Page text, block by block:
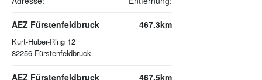
AEZ Fürstenfeldbruck
Kurt-Huber-Ring 12
82256 Fürstenfeldbruck
467.3km
AEZ Fürstenfeldbruck 467.5km